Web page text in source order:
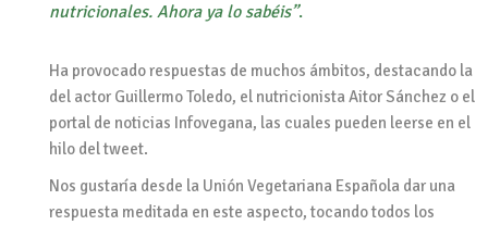
nutricionales. Ahora ya lo sabéis”.
Ha provocado respuestas de muchos ámbitos, destacando la
del actor Guillermo Toledo, el nutricionista Aitor Sánchez o el
portal de noticias Infovegana, las cuales pueden leerse en el
hilo del tweet.
Nos gustaría desde la Unión Vegetariana Española dar una
respuesta meditada en este aspecto, tocando todos los